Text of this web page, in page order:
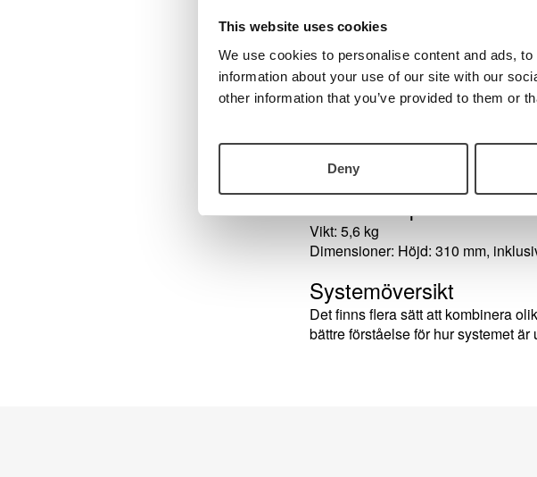
This website uses cookies
We use cookies to personalise content and ads,
information about your use of our site with our
other information that you’ve provided to them or
Deny
Tillbehör som underlättar
förinstallerad programvara istället.
tur kopplas till en separat monitor
datormus för att styra programvaran.
den uppläst samt enextern
datorns tangentbord.
Tekniska specifikationer
Vikt: 5,6 kg
Dimensioner: Höjd: 310 mm,
Systemöversikt
Det finns flera sätt att kombinera
bättre förståelse för hur systemet